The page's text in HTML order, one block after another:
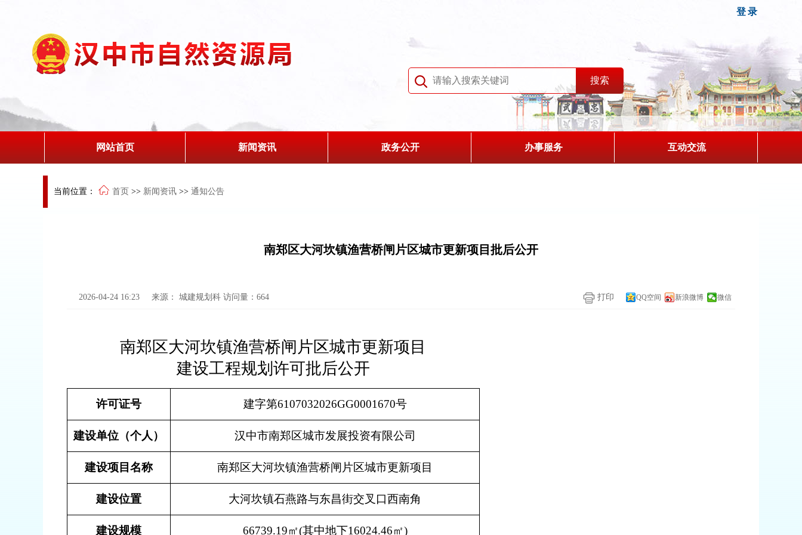
登录
网站首页 新闻资讯 政务公开 办事服务 互动交流
当前位置： 首页 >> 新闻资讯 >> 通知公告
南郑区大河坎镇渔营桥闸片区城市更新项目批后公开
2026-04-24 16:23 来源： 城建规划科 访问量： 664 打印 QQ空间 新浪微博 微信
南郑区大河坎镇渔营桥闸片区城市更新项目
建设工程规划许可批后公开
许可证号 建字第6107032026GG0001670号
建设单位（个人） 汉中市南郑区城市发展投资有限公司
建设项目名称 南郑区大河坎镇渔营桥闸片区城市更新项目
建设位置 大河坎镇石燕路与东昌街交叉口西南角
建设规模 66739.19㎡(其中地下16024.46㎡)